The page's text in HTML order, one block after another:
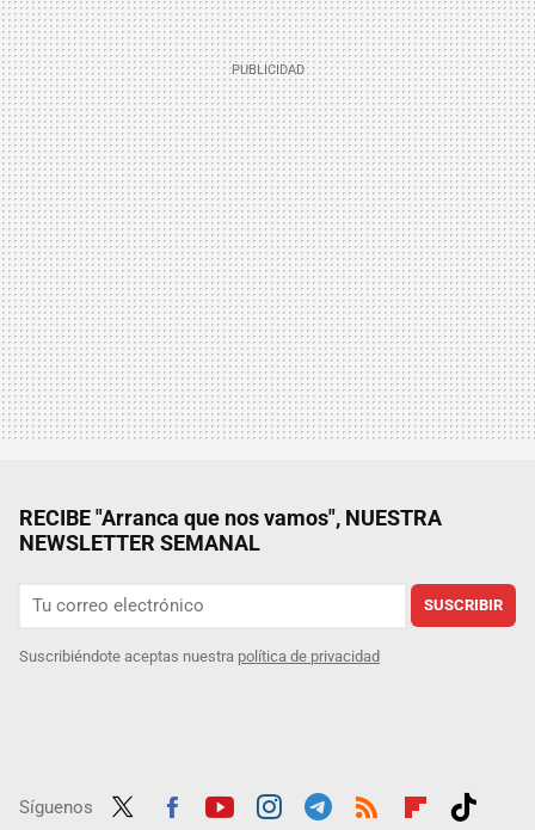
RECIBE "Arranca que nos vamos", NUESTRA
NEWSLETTER SEMANAL
SUSCRIBIR
Suscribiéndote aceptas nuestra política de privacidad
Síguenos